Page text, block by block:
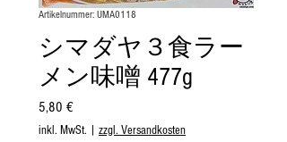
Artikelnummer: UMA0118
シマダヤ３食ラー
メン味噌 477g
5,80 €Preis
inkl. MwSt. zzgl. Versandkosten